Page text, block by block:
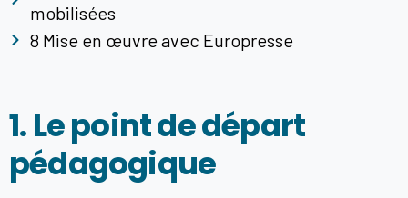
mobilisées
8 Mise en œuvre avec Europresse
1. Le point de départ
pédagogique